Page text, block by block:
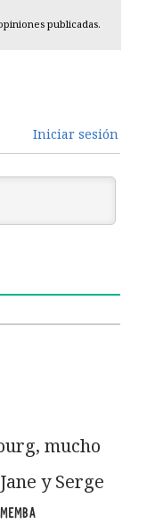
publicadas.
Iniciar sesión
mucho
y Serge